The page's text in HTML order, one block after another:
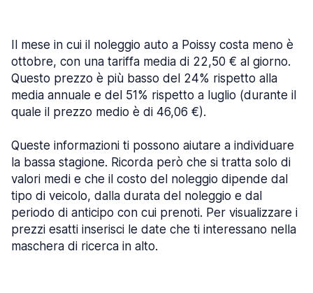
Il mese in cui il noleggio auto a Poissy costa meno è
ottobre, con una tariffa media di 22,50 € al giorno.
Questo prezzo è più basso del 24% rispetto alla
media annuale e del 51% rispetto a luglio (durante il
quale il prezzo medio è di 46,06 €).
Queste informazioni ti possono aiutare a individuare
la bassa stagione. Ricorda però che si tratta solo di
valori medi e che il costo del noleggio dipende dal
tipo di veicolo, dalla durata del noleggio e dal
periodo di anticipo con cui prenoti. Per visualizzare i
prezzi esatti inserisci le date che ti interessano nella
maschera di ricerca in alto.